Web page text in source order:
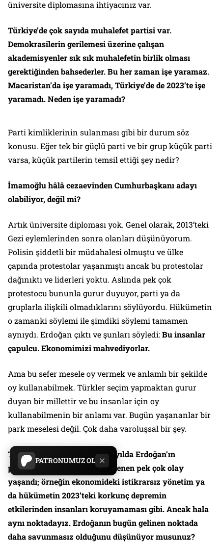
PATRONUMUZ OL
üniversite diplomasına ihtiyacınız var.
Türkiye’de çok sayıda muhalefet partisi var.
Demokrasilerin gerilemesi üzerine çalışan
akademisyenler sık sık muhalefetin birlik olması
gerektiğinden bahsederler. Bu her zaman işe yaramaz.
Macaristan’da işe yaramadı, Türkiye’de de 2023’te işe
yaramadı. Neden işe yaramadı?
Parti kimliklerinin sulanması gibi bir durum söz
konusu. Eğer tek bir güçlü parti ve bir grup küçük parti
varsa, küçük partilerin temsil ettiği şey nedir?
İmamoğlu hâlâ cezaevinden Cumhurbaşkanı adayı
olabiliyor, değil mi?
Artık üniversite diploması yok. Genel olarak, 2013’teki
Gezi eylemlerinden sonra olanları düşünüyorum.
Polisin şiddetli bir müdahalesi olmuştu ve ülke
çapında protestolar yaşanmıştı ancak bu protestolar
dağınıktı ve liderleri yoktu. Aslında pek çok
protestocu bununla gurur duyuyor, parti ya da
gruplarla ilişkili olmadıklarını söylüyordu. Hükümetin
o zamanki söylemi ile şimdiki söylemi tamamen
aynıydı. Erdoğan çıktı ve şunları söyledi:Bu insanlar
çapulcu. Ekonomimizi mahvediyorlar.
Ama bu sefer mesele oy vermek ve anlamlı bir şekilde
oy kullanabilmek. Türkler seçim yapmaktan gurur
duyan bir millettir ve bu insanlar için oy
kullanabilmenin bir anlamı var. Bugün yaşananlar bir
park meselesi değil. Çok daha varoluşsal bir şey.
Türkiye’de son beş ya da altı yılda Erdoğan’ın
popülaritesini azaltması beklenen pek çok olay
yaşandı; örneğin ekonomideki istikrarsız yönetim ya
da hükümetin 2023’teki korkunç depremin
etkilerinden insanları koruyamaması gibi. Ancak hala
aynı noktadayız. Erdoğanın bugün gelinen noktada
daha savunmasız olduğunu düşünüyor musunuz?